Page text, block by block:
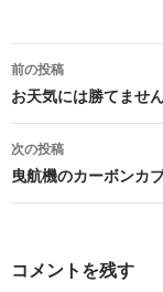
投
稿
ナ
ゲ
前の投稿
お天気には勝てませ
次の投稿
曳航機のカーボンカ
コメントを残す